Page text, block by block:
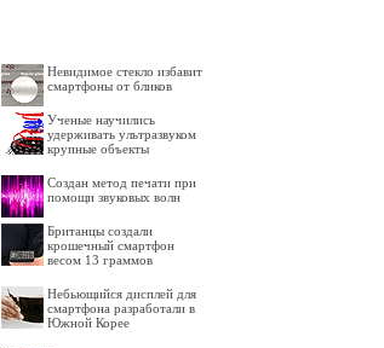
Невидимое стекло избавит
смартфоны от бликов
Ученые научились
удерживать ультразвуком
крупные объекты
Создан метод печати при
помощи звуковых волн
Британцы создали
крошечный смартфон
весом 13 граммов
Небьющийся дисплей для
смартфона разработали в
Южной Корее